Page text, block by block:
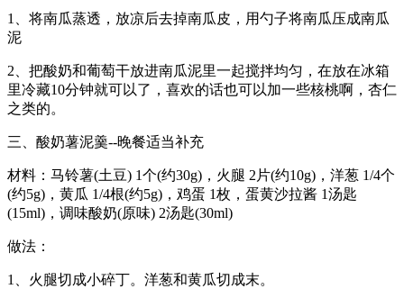
1、将南瓜蒸透，放凉后去掉南瓜皮，用勺子将南瓜压成南瓜
泥
2、把酸奶和葡萄干放进南瓜泥里一起搅拌均匀，在放在冰箱
里冷藏10分钟就可以了，喜欢的话也可以加一些核桃啊，杏仁
之类的。
三、酸奶薯泥羹--晚餐适当补充
材料：马铃薯(土豆) 1个(约30g)，火腿 2片(约10g)，洋葱 1/4个
(约5g)，黄瓜 1/4根(约5g)，鸡蛋 1枚，蛋黄沙拉酱 1汤匙
(15ml)，调味酸奶(原味) 2汤匙(30ml)
做法：
1、火腿切成小碎丁。洋葱和黄瓜切成末。